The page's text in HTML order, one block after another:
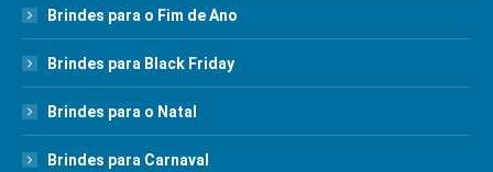
Brindes para o Fim de Ano
Brindes para Black Friday
Brindes para o Natal
Brindes para Carnaval